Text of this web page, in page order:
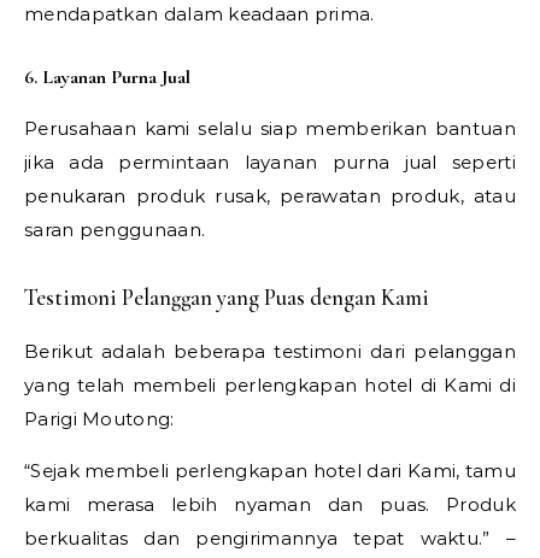
mendapatkan dalam keadaan prima.
6. Layanan Purna Jual
Perusahaan kami selalu siap memberikan bantuan
jika ada permintaan layanan purna jual seperti
penukaran produk rusak, perawatan produk, atau
saran penggunaan.
Testimoni Pelanggan yang Puas dengan Kami
Berikut adalah beberapa testimoni dari pelanggan
yang telah membeli perlengkapan hotel di Kami di
Parigi Moutong:
“Sejak membeli perlengkapan hotel dari Kami, tamu
kami merasa lebih nyaman dan puas. Produk
berkualitas dan pengirimannya tepat waktu.” –